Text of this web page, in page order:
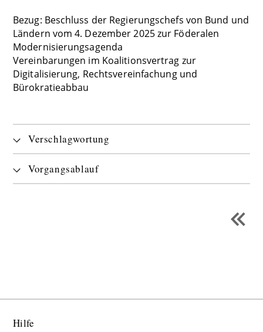
Bezug: Beschluss der Regierungschefs von Bund und
Ländern vom 4. Dezember 2025 zur Föderalen
Modernisierungsagenda
Vereinbarungen im Koalitionsvertrag zur
Digitalisierung, Rechtsvereinfachung und
Bürokratieabbau
Verschlagwortung
Vorgangsablauf
Hilfe